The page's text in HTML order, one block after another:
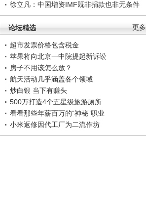
徐立凡：中国增资IMF既非捐款也非无条件
更多
论坛精选
超市发票价格包含税金
苹果将向北京一中院提起新诉讼
房子不用该怎么放？
航天活动几乎涵盖各个领域
炒白银 当下有赚头
500万打造4个五星级旅游厕所
看看那些年薪百万的“神秘”职业
小米返修因代工厂为二流作坊